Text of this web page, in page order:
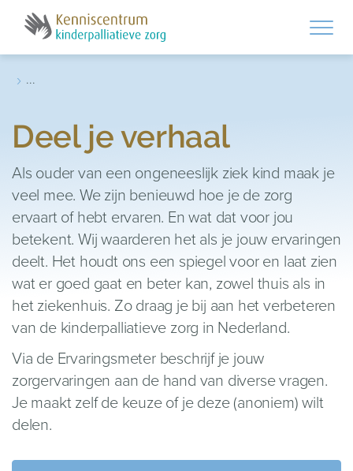
Skip to main content
› ...
Deel je verhaal
Als ouder van een ongeneeslijk ziek kind maak je
veel mee. We zijn benieuwd hoe je de zorg
ervaart of hebt ervaren. En wat dat voor jou
betekent. Wij waarderen het als je jouw ervaringen
deelt. Het houdt ons een spiegel voor en laat zien
wat er goed gaat en beter kan, zowel thuis als in
het ziekenhuis. Zo draag je bij aan het verbeteren
van de kinderpalliatieve zorg in Nederland.
Via de Ervaringsmeter beschrijf je jouw
zorgervaringen aan de hand van diverse vragen.
Je maakt zelf de keuze of je deze (anoniem) wilt
delen.